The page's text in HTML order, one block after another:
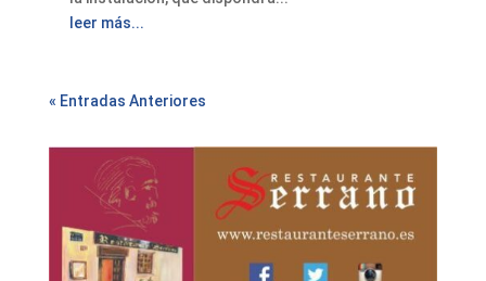
leer más...
« Entradas Anteriores